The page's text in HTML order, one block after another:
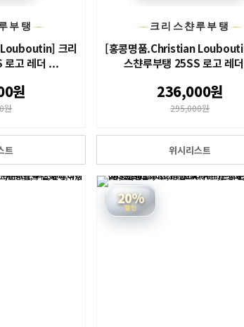
부탱
크리
로고 레더 ...
원
원
트
크리스챤루부탱
[홍콩명품.Christian
스챤루부탱 25SS 로고 레
236,000원
295,000원
위시리스트
20%
할인